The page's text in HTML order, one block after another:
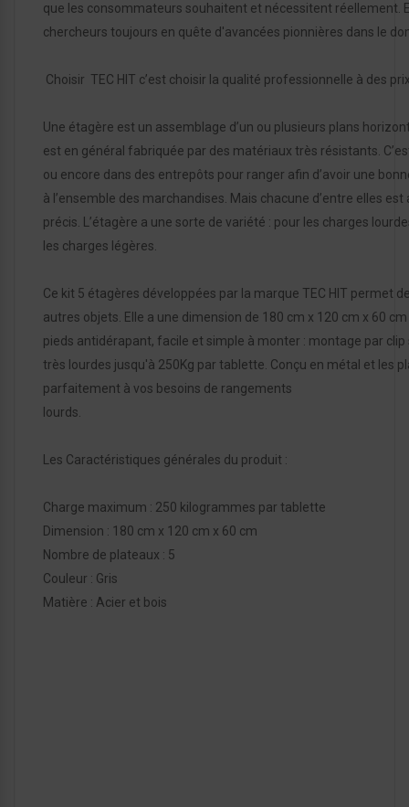
que les consommateurs souhaitent et nécessitent réellement.
chercheurs toujours en quête d'avancées pionnières dans le
Choisir TEC HIT c’est choisir la qualité professionnelle à des
Une étagère est un assemblage d’un ou plusieurs plans
est en général fabriquée par des matériaux très résistants.
ou encore dans des entrepôts pour ranger afin d’avoir une
à l’ensemble des marchandises. Mais chacune d’entre elles
précis. L’étagère a une sorte de variété : pour les charges
les charges légères.
Ce kit 5 étagères développées par la marque TEC HIT permet
autres objets. Elle a une dimension de 180 cm x 120 cm x 60
pieds antidérapant, facile et simple à monter : montage par
très lourdes jusqu'à 250Kg par tablette. Conçu en métal et les
parfaitement à vos besoins de rangements
lourds.
Les Caractéristiques générales du produit :
Charge maximum : 250 kilogrammes par tablette
Dimension : 180 cm x 120 cm x 60 cm
Nombre de plateaux : 5
Couleur : Gris
Matière : Acier et bois